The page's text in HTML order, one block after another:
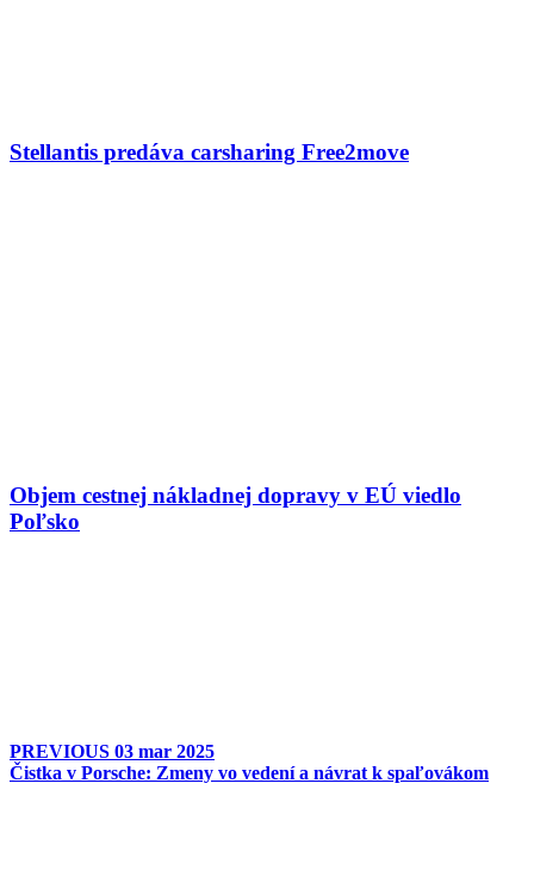
Stellantis predáva carsharing Free2move
Objem cestnej nákladnej dopravy v EÚ viedlo
Poľsko
PREVIOUS 03 mar 2025
Čistka v Porsche: Zmeny vo vedení a návrat k spaľovákom